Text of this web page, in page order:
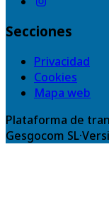
Secciones
Privacidad
Cookies
Mapa web
Plataforma de
Gesgocom SL·